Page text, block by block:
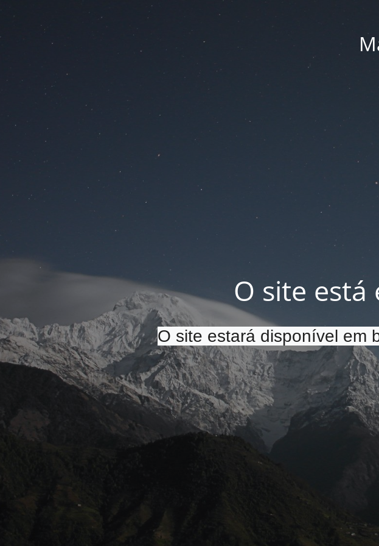
O site
O site estará disponível em